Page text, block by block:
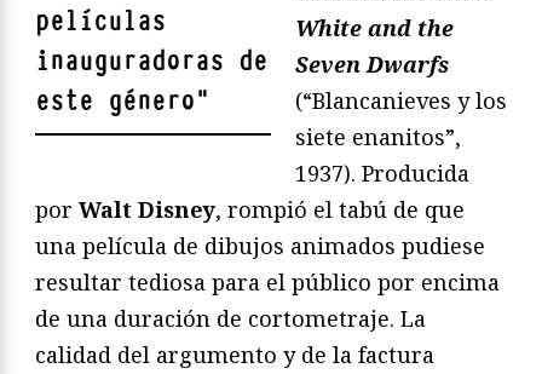
películas
inauguradoras de
este género"
White and the
Seven Dwarfs
(“Blancanieves y los
siete enanitos”,
1937). Producida
por Walt Disney, rompió el tabú de que
una película de dibujos animados pudiese
resultar tediosa para el público por encima
de una duración de cortometraje. La
calidad del argumento y de la factura